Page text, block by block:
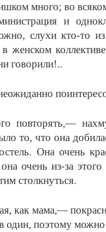
много; во
и
слухи кто-то
в женском
говорили!..
повторять,—
то, что она
Она очень
очень из-за
столкнуться.
как мама,—
один, поэтому можно